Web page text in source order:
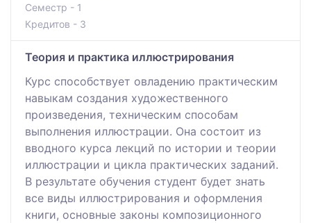
Семестр - 1
Кредитов - 3
Теория и практика иллюстрирования
Курс способствует овладению практическим
навыкам создания художественного
произведения, техническим способам
выполнения иллюстрации. Она состоит из
вводного курса лекций по истории и теории
иллюстрации и цикла практических заданий.
В результате обучения студент будет знать
все виды иллюстрирования и оформления
книги, основные законы композиционного